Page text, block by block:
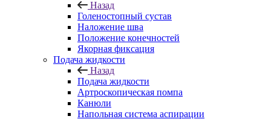
Назад
Голеностопный сустав
Наложение шва
Положение конечностей
Якорная фиксация
Подача жидкости
Назад
Подача жидкости
Артроскопическая помпа
Канюли
Напольная система аспирации